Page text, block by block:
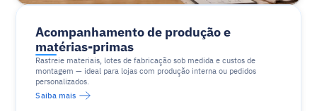
Acompanhamento de produção e
matérias-primas
Rastreie materiais, lotes de fabricação sob medida e custos de
montagem — ideal para lojas com produção interna ou pedidos
personalizados.
Saiba mais